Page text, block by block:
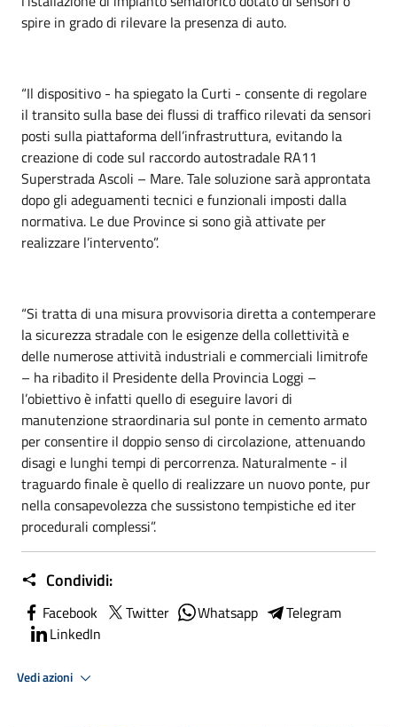
spire in grado di rilevare la presenza di auto.
“Il dispositivo - ha spiegato la Curti - consente di regolare
il transito sulla base dei flussi di traffico rilevati da sensori
posti sulla piattaforma dell’infrastruttura, evitando la
creazione di code sul raccordo autostradale RA11
Superstrada Ascoli – Mare. Tale soluzione sarà approntata
dopo gli adeguamenti tecnici e funzionali imposti dalla
normativa. Le due Province si sono già attivate per
realizzare l’intervento”.
“Si tratta di una misura provvisoria diretta a contemperare
la sicurezza stradale con le esigenze della collettività e
delle numerose attività industriali e commerciali limitrofe
– ha ribadito il Presidente della Provincia Loggi –
l’obiettivo è infatti quello di eseguire lavori di
manutenzione straordinaria sul ponte in cemento armato
per consentire il doppio senso di circolazione, attenuando
disagi e lunghi tempi di percorrenza. Naturalmente - il
traguardo finale è quello di realizzare un nuovo ponte, pur
nella consapevolezza che sussistono tempistiche ed iter
procedurali complessi”.
Condividi:
Facebook Twitter Whatsapp
Telegram
LinkedIn
Vedi azioni